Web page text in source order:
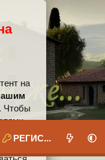
на
. Чтобы
вам
РЕГИСТРАЦИЯ